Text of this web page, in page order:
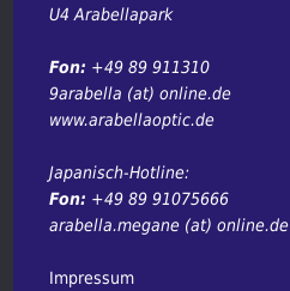
U4 Arabellapark
Fon: +49 89 911310
9arabella (at) online.de
www.arabellaoptic.de
Japanisch-Hotline:
Fon: +49 89 91075666
arabella.megane (at) online.de
Impressum